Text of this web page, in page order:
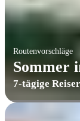
Routenvorschläge
Sommer
7-tägige